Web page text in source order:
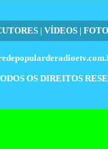
VÍDEOS
OS DIREITOS